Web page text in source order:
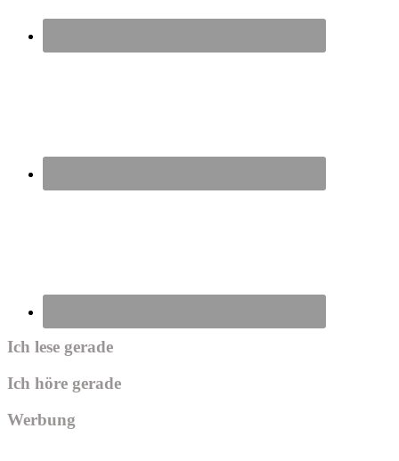
Ich lese gerade
Ich höre gerade
Werbung